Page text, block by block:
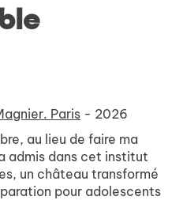
Paris - 2026
au lieu de faire ma
admis dans cet institut
un château transformé
pour adolescents